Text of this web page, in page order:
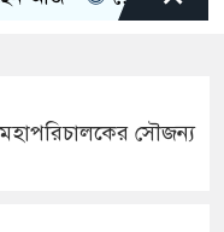
মহাপরিচালকের সৌজন্য